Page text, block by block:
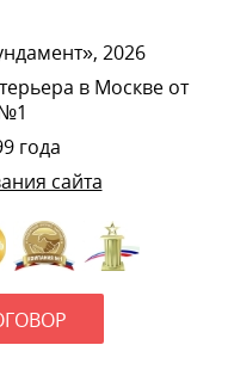
, 2026
в Москве от
года
сайта